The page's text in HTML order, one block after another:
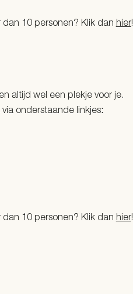
dan 10 personen? Klik dan hier!
altijd wel een plekje voor je.
onderstaande linkjes:
dan 10 personen? Klik dan hier!